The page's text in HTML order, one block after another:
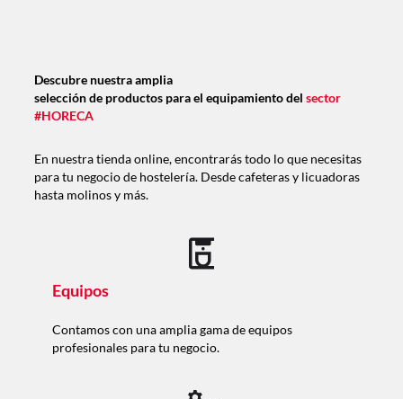
Descubre nuestra amplia
selección de productos para el equipamiento del sector
#HORECA
En nuestra tienda online, encontrarás todo lo que necesitas
para tu negocio de hostelería. Desde cafeteras y licuadoras
hasta molinos y más.
Equipos
Contamos con una amplia gama de equipos
profesionales para tu negocio.